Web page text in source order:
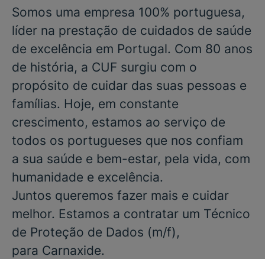
Somos uma empresa 100% portuguesa,
líder na prestação de cuidados de saúde
de excelência em Portugal. Com 80 anos
de história, a CUF surgiu com o
propósito de cuidar das suas pessoas e
famílias. Hoje, em constante
crescimento, estamos ao serviço de
todos os portugueses que nos confiam
a sua saúde e bem-estar, pela vida, com
humanidade e excelência.
Juntos queremos fazer mais e cuidar
melhor. Estamos a contratar um Técnico
de Proteção de Dados (m/f),
para Carnaxide.